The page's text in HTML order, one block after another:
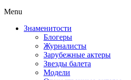
Menu
Знаменитости
Блогеры
Журналисты
Зарубежные актеры
Звезды балета
Модели